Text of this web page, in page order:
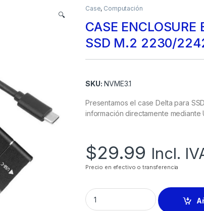
🔍
Case, Computación
CASE ENCLOSURE
SSD M.2 2230/
SKU: NVME3.1
Presentamos el case Delta para
información directamente mediante
$29.99 Incl.
Precio en efectivo o transferencia